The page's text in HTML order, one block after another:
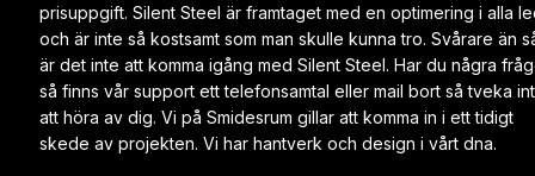
prisuppgift. Silent Steel är framtaget med en optimering i alla
och är inte så kostsamt som man skulle kunna tro. Svårare än
är det inte att komma igång med Silent Steel. Har du några
så finns vår support ett telefonsamtal eller mail bort så tveka
att höra av dig. Vi på Smidesrum gillar att komma in i ett tidigt
skede av projekten. Vi har hantverk och design i vårt dna.